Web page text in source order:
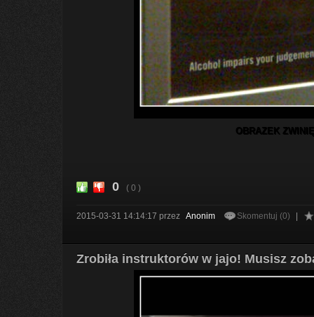
OBRAZEK
0 ( 0 )
2015-03-31 14:14:17 przez Anonim Skomentuj (0)
Zrobiła instruktorów w jajo! Musisz